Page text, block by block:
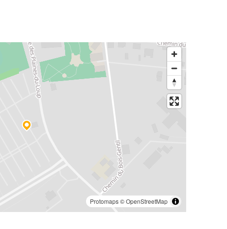
Protomaps©OpenStreetMap